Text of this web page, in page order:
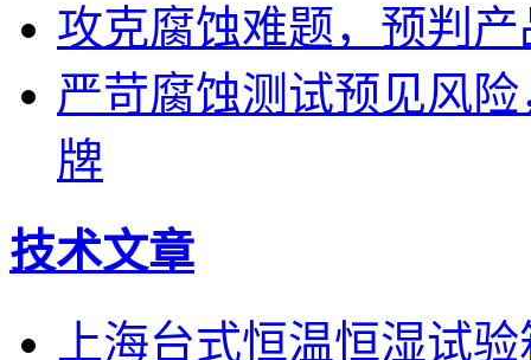
攻克腐蚀难题，预判
严苛腐蚀测试预见风
牌
技术文章
上海台式恒温恒湿试